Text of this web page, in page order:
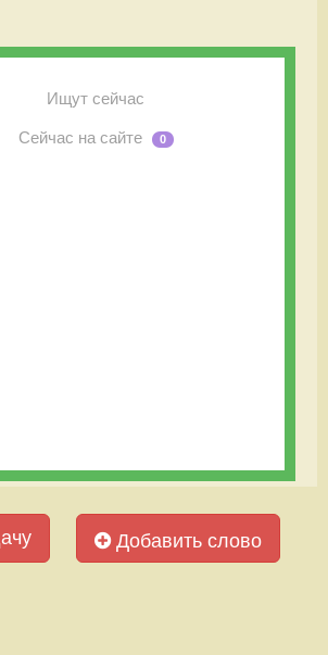
Ищут сейчас
Сейчас на сайте 0
Добавить слово